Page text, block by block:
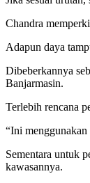
Chandra
Adapun daya
Dibeberkannya
Banjarmasin.
Terlebih rencana
“Ini menggunakan
Sementara untuk
kawasannya.